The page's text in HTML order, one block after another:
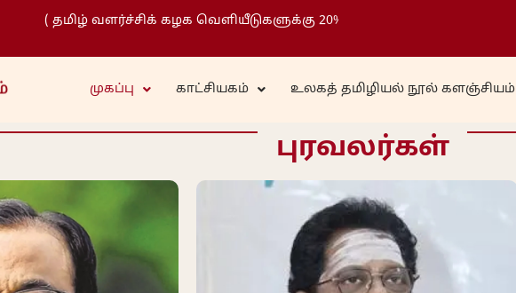
( தமிழ் வளர்ச்சிக் கழக வெளியீடுகளுக்கு 20% தள்ளுபடி )
முகப்பு காட்சியகம் உலகத் தமிழியல் நூல் களஞ்சியம்
புரவலர்கள்